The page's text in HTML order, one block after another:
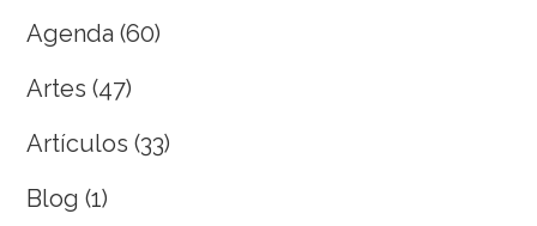
Agenda (60)
Artes (47)
Artículos (33)
Blog (1)